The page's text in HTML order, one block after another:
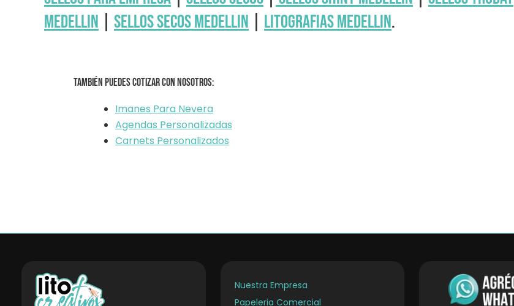
medellin
Sellos secos medellin Litografias Medellin.
También puedes cotizar con nosotros:
Imanes Para Nevera
Agendas Personalizadas
Carnets Personalizados
Nuestra Empresa
Papeleria Comercial